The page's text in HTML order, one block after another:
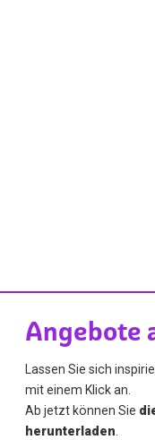
Angebote
Lassen Sie sich
mit einem Klick an.
Ab jetzt können Sie
herunterladen.